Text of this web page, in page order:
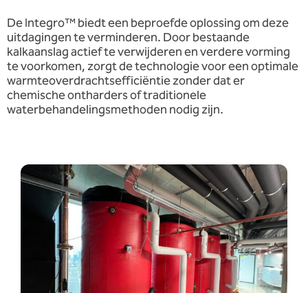
De Integro™ biedt een beproefde oplossing om deze
uitdagingen te verminderen. Door bestaande
kalkaanslag actief te verwijderen en verdere vorming
te voorkomen, zorgt de technologie voor een optimale
warmteoverdrachtsefficiëntie zonder dat er
chemische ontharders of traditionele
waterbehandelingsmethoden nodig zijn.